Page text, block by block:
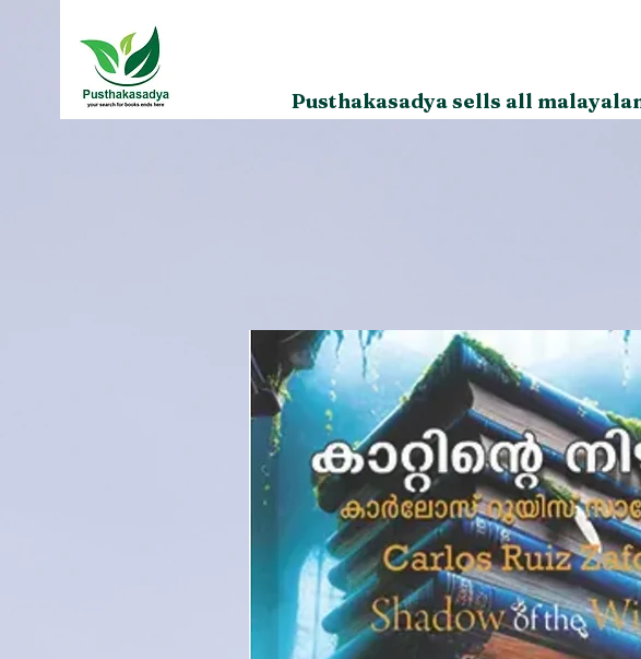
Pusthakasadya sells all